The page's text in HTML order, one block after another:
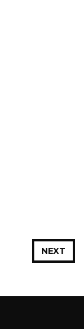
NEXT